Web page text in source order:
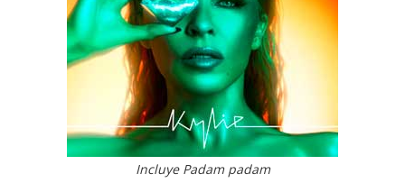
Incluye Padam padam